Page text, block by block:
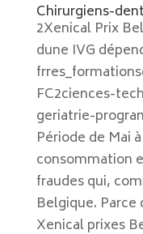
Chirurgiens-
2Xenical Prix
dune IVG
FC2ciences-
geriatrie-
Période de Mai
consommation
fraudes qui,
Belgique.
Xenical prixes